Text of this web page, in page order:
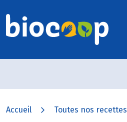
Accueil Toutes nos recettes